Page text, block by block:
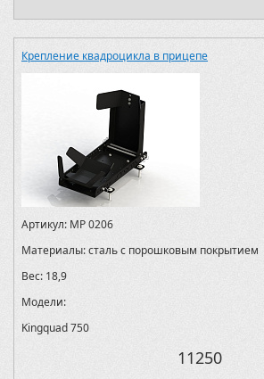
Крепление квадроцикла в прицепе
Артикул: MP 0206
Материалы:сталь с порошковым покрытием
Вес: 18,9
Модели:
Kingquad 750
11250